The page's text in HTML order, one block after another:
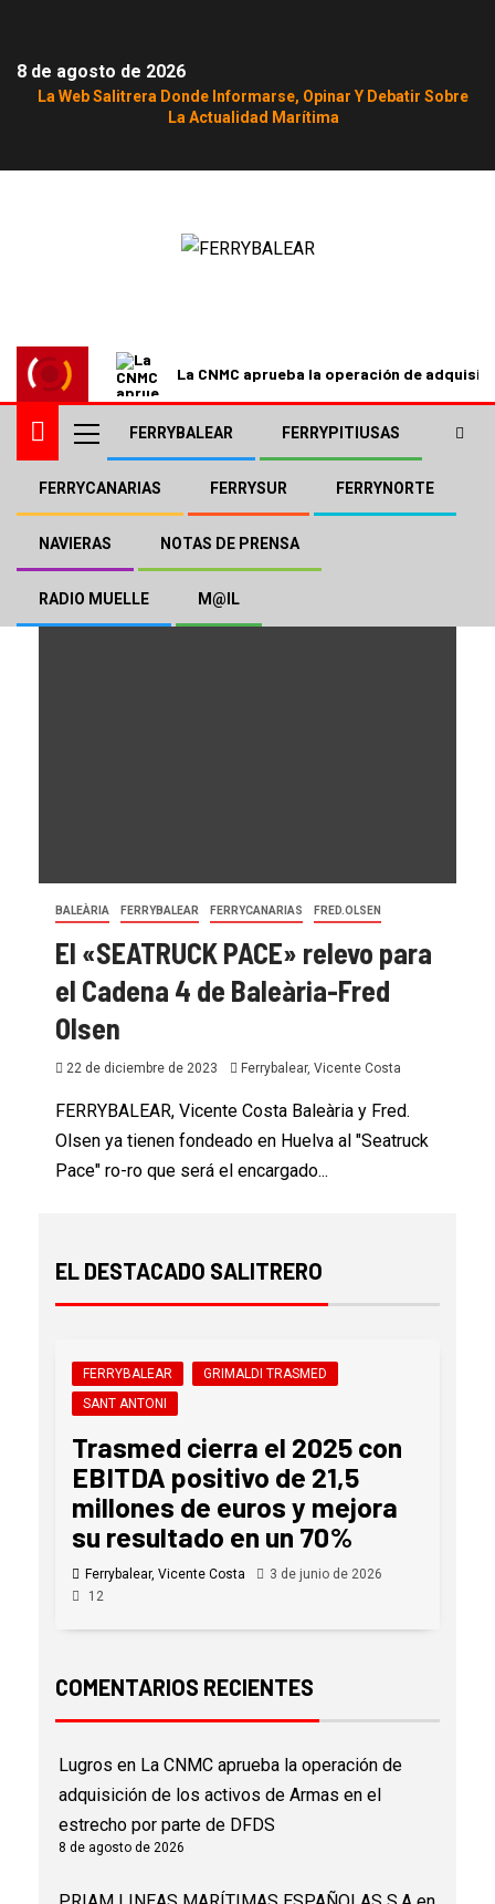
8 de agosto de 2026
La Web Salitrera Donde Informarse, Opinar Y Debatir Sobre
La Actualidad Marítima
La CNMC aprueba la operación de
FERRYBALEAR FERRYPITIUSAS
FERRYCANARIAS FERRYSUR FERRYNORTE
NAVIERAS NOTAS DE PRENSA
RADIO MUELLE M@IL
Seatruck Pace
BALEÀRIA FERRYBALEAR FERRYCANARIAS FRED.OLSEN
El «SEATRUCK PACE» relevo para
el Cadena 4 de Baleària-Fred
Olsen
22 de diciembre de 2023 Ferrybalear, Vicente Costa
FERRYBALEAR, Vicente Costa Baleària y Fred.
Olsen ya tienen fondeado en Huelva al "Seatruck
Pace" ro-ro que será el encargado...
EL DESTACADO SALITRERO
FERRYBALEAR
GRIMALDI TRASMED
SANT ANTONI
Trasmed cierra el 2025 con
EBITDA positivo de 21,5
millones de euros y mejora
su resultado en un 70%
Ferrybalear, Vicente Costa
3 de junio de 2026
12
COMENTARIOS RECIENTES
Lugros en La CNMC aprueba la operación de
adquisición de los activos de Armas en el
estrecho por parte de DFDS
8 de agosto de 2026